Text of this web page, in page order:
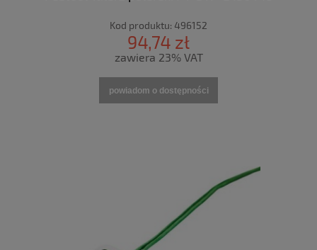
Kod produktu: 496152
94,74 zł
zawiera 23% VAT
powiadom o dostępności